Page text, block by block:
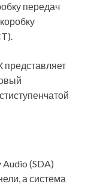
передач
представляет
(SDA)
а система